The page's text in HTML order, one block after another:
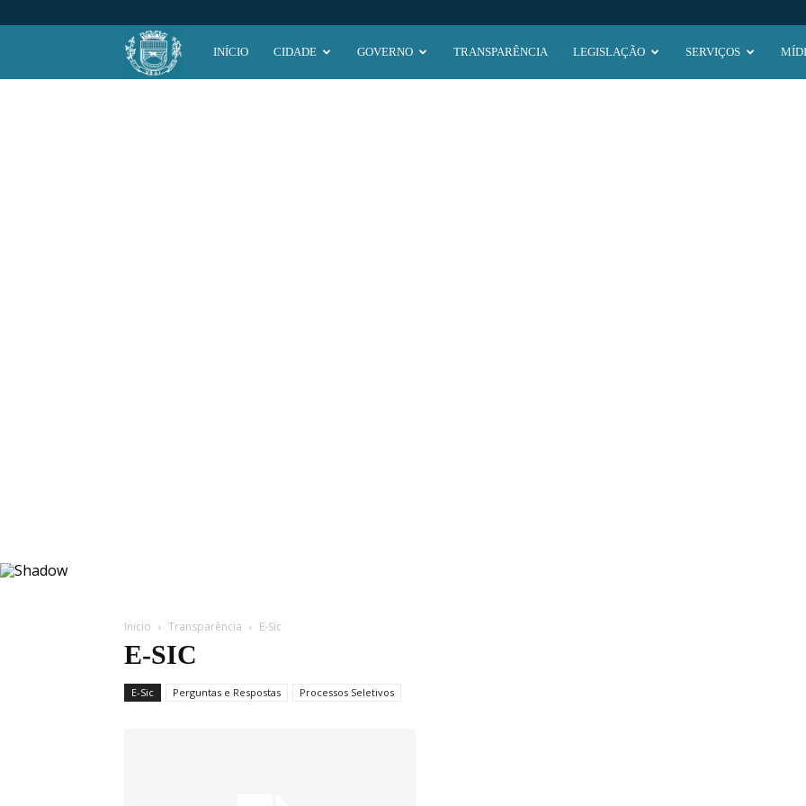
Prefeitura
INÍCIO CIDADE GOVERNO TRANSPARÊNCIA LEGISLAÇÃO SERVIÇOS
Inicio Transparência E-Sic
E-SIC
E-Sic Perguntas e Respostas Processos Seletivos